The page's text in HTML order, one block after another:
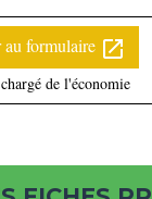
formulaire open_in_new
de l'économie